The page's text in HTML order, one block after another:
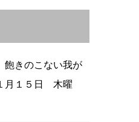
きのこない我が
月１５日 木曜